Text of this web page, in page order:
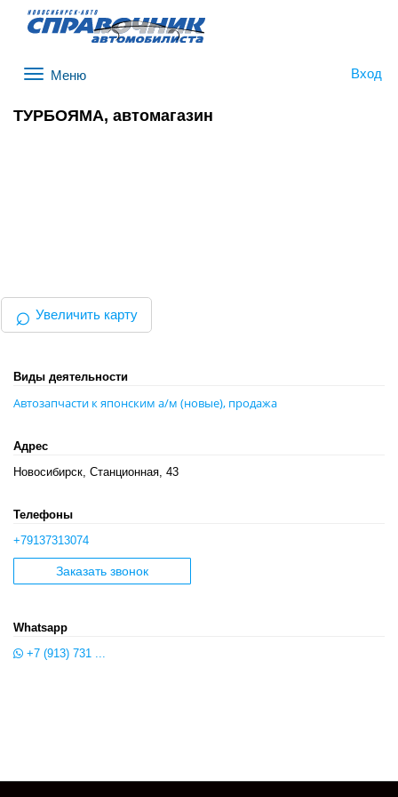
Вход
ТУРБОЯМА, автомагазин
⌕ Увеличить карту
Виды деятельности
Автозапчасти к японским а/м (новые), продажа
Адрес
Новосибирск, Станционная, 43
Телефоны
+79137313074
Заказать звонок
Whatsapp
+7 (913) 731 ...